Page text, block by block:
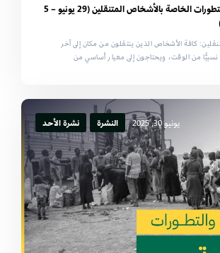
الأحداث والتطورات الخاصة بالأشخاص المتنقلين (29 يونيو – 5
كافة الأشخاص الذين ينتقلون من مكان إلى آخر
نسبيًّا من الوقت، ويحتاجون إلى معيار أساسي من
يونيو 30, 2025 النشرة نشرة الأحد